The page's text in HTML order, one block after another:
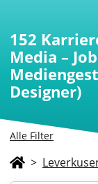
Alle Filter
152
Media –
Designer)
>